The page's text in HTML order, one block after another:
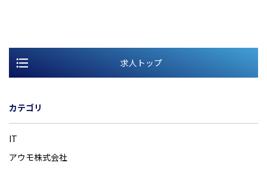
求人トップ
カテゴリ
IT
アウモ株式会社